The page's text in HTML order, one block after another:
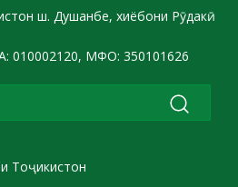
ш. Душанбе, хиёбони Рӯдакӣ
010002120, МФО: 350101626
Тоҷикистон